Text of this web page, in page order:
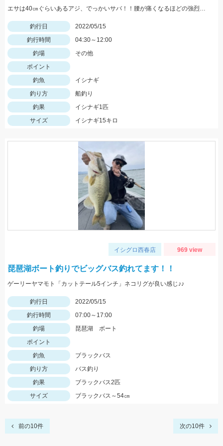
エサは40㎝ぐらいあるアジ、でっかいサバ！！腰が痛くなるほどの強烈な引き、ロマンです。
釣行日
2022/05/15
釣行時間
04:30～12:00
釣場
その他
ポイント
釣魚
イシナギ
釣り方
船釣り
釣果
イシナギ1匹
サイズ
イシナギ15キロ
イシグロ西春店 969 view
琵琶湖ボート釣りでビッグバス釣れてます！！
ゲーリーヤマモト「カットテール5インチ」ネコリグが良い感じ♪♪
釣行日
2022/05/15
釣行時間
07:00～17:00
釣場
琵琶湖 ボート
ポイント
釣魚
ブラックバス
釣り方
バス釣り
釣果
ブラックバス2匹
サイズ
ブラックバス～54㎝
前の10件 次の10件